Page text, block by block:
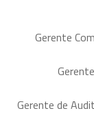
Gerente
Gerente de